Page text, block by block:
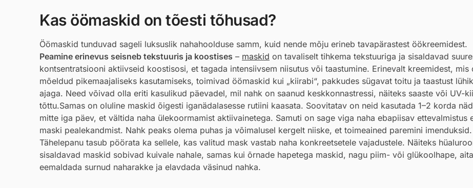
Kas öömaskid on tõesti tõhusad?
Öömaskid tunduvad sageli luksuslik nahahoolduse samm, kuid nende mõju erineb tavapärastest öökreemidest.
Peamine erinevus seisneb tekstuuris ja koostises – maskid on tavaliselt tihkema tekstuuriga ja sisaldavad
kontsentratsiooni aktiivseid koostisosi, et tagada intensiivsem niisutus või taastumine. Erinevalt kreemidest, mis
mõeldud pikemaajaliseks kasutamiseks, toimivad öömaskid kui „kiirabi“, pakkudes sügavat toitu ja taastust
ajaga. Need võivad olla eriti kasulikud päevadel, mil nahk on saanud keskkonnastressi, näiteks saaste või UV-
tõttu.Samas on oluline maskid õigesti iganädalasesse rutiini kaasata. Soovitatav on neid kasutada 1–2 korda
mitte iga päev, et vältida naha ülekoormamist aktiivainetega. Samuti on sage viga naha ebapiisav ettevalmistus
maski pealekandmist. Nahk peaks olema puhas ja võimalusel kergelt niiske, et toimeained paremini imenduksid.
Tähelepanu tasub pöörata ka sellele, kas valitud mask vastab naha konkreetsetele vajadustele. Näiteks
sisaldavad maskid sobivad kuivale nahale, samas kui õrnade hapetega maskid, nagu piim- või glükoolhape,
eemaldada surnud naharakke ja elavdada väsinud nahka.